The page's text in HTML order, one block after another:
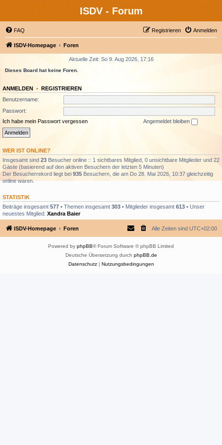
ISDV - Forum
FAQ Anmelden
Registrieren
ISDV-Homepage Foren
Aktuelle Zeit: So 9. Aug 2026, 17:16
Dieses Board hat keine Foren.
ANMELDEN • REGISTRIEREN
Benutzername:
Passwort:
Ich habe mein Passwort vergessen
Angemeldet bleiben
WER IST ONLINE?
Insgesamt sind 23 Besucher online :: 1 sichtbares Mitglied, 0 unsichtbare Mitglieder und 22
Gäste (basierend auf den aktiven Besuchern der letzten 5 Minuten)
Der Besucherrekord liegt bei 935 Besuchern, die am Do 28. Mai 2026, 10:37 gleichzeitig
online waren.
STATISTIK
Beiträge insgesamt 577 • Themen insgesamt 303 • Mitglieder insgesamt 613 • Unser
neuestes Mitglied: Xandra Baier
ISDV-Homepage Foren Alle Zeiten sind UTC+02:00
Powered by phpBB® Forum Software © phpBB Limited
Deutsche Übersetzung durch phpBB.de
Datenschutz| Nutzungsbedingungen